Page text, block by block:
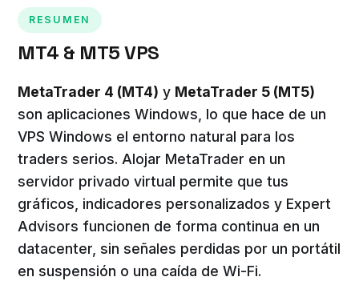
RESUMEN
MT4 & MT5 VPS
MetaTrader 4 (MT4) y MetaTrader 5 (MT5)
son aplicaciones Windows, lo que hace de un
VPS Windows el entorno natural para los
traders serios. Alojar MetaTrader en un
servidor privado virtual permite que tus
gráficos, indicadores personalizados y Expert
Advisors funcionen de forma continua en un
datacenter, sin señales perdidas por un portátil
en suspensión o una caída de Wi-Fi.